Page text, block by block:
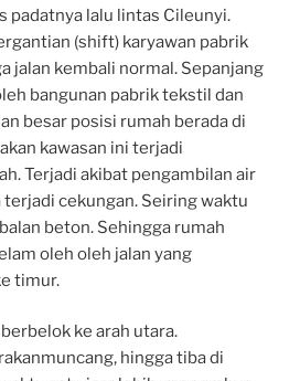
padatnya lalu lintas Cileunyi.
(shift) karyawan pabrik
jalan kembali normal. Sepanjang
bangunan pabrik tekstil dan
besar posisi rumah berada di
kawasan ini terjadi
Terjadi akibat pengambilan air
cekungan. Seiring waktu
beton. Sehingga rumah
oleh oleh jalan yang
timur.
ke arah utara.
hingga tiba di